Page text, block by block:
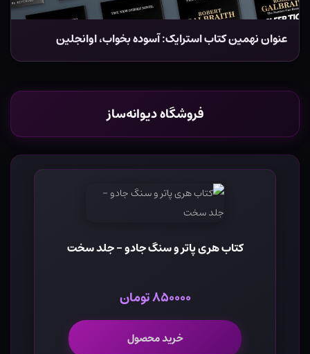
عنوان نهمین کتاب استرایک: آسوده بخواب، اوانجلین
فروشگاه دیوانه‌ساز
کتاب هری پاتر و سنگ جادو - جلد سخت
۸۵۰۰۰۰ تومان
خرید محصول